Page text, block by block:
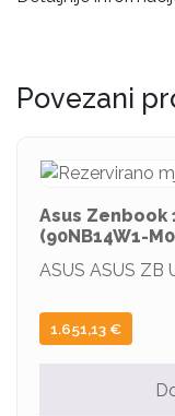
Povezani
Asus Zenbook
(90NB14W1-
ASUS ASUS ZB
1.651,13 €